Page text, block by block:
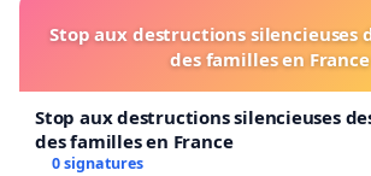
Stop aux destructions silencieuses
des familles en France
Stop aux destructions silencieuses
des familles en France
0 signatures